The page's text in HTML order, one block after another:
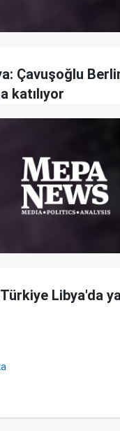
Çavuşoğlu
katılıyor
Libya'da